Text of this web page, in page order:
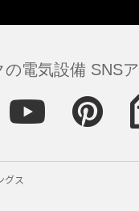
電気設備 SNS
グス